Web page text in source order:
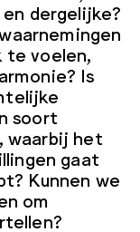
dergelijke?
voelen,
Is
soort
waarbij het
gaat
Kunnen we
om